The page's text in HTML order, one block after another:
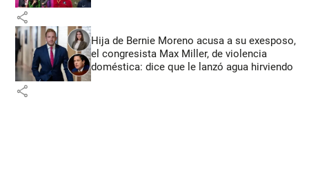
share
Hija de Bernie Moreno acusa a su exesposo,
el congresista Max Miller, de violencia
doméstica: dice que le lanzó agua hirviendo
share